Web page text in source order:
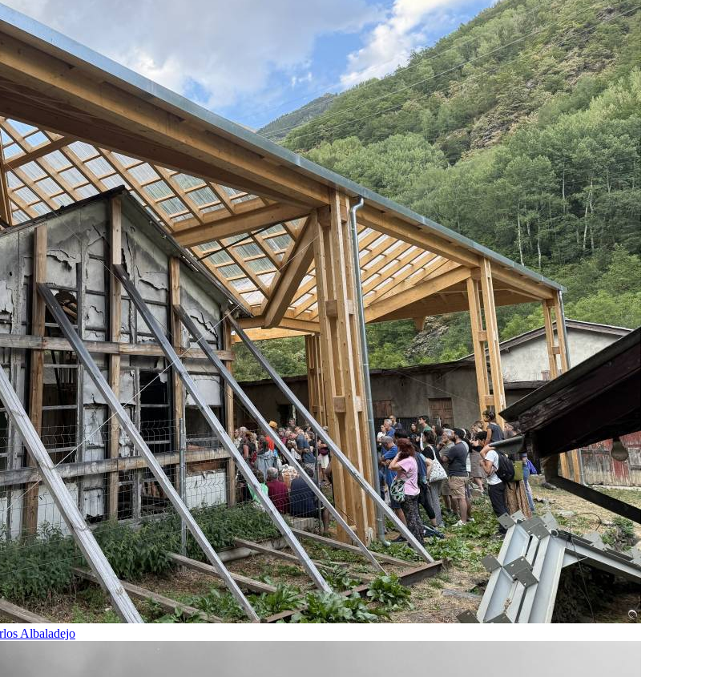
Albaladejo